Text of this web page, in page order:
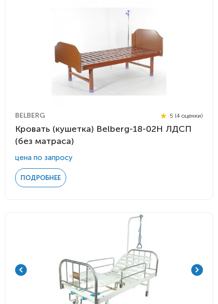
BELBERG 5 (4 оценки)
Кровать (кушетка) Belberg-18-02H ЛДСП
(без матраса)
цена по запросу
ПОДРОБНЕЕ